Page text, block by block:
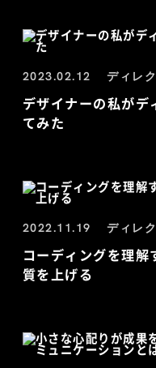
2023.02.12 ディレ
デザイナーの私がデ
てみた
2022.11.19 ディレ
コーディングを理解
質を上げる